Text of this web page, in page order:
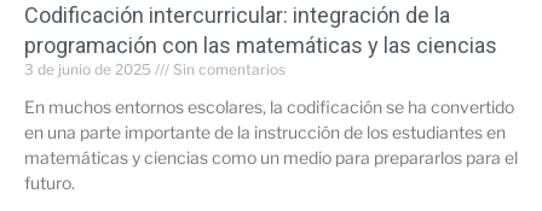
Codificación intercurricular: integración de la
programación con las matemáticas y las ciencias
3 de junio de 2025 Sin comentarios
En muchos entornos escolares, la codificación se ha convertido
en una parte importante de la instrucción de los estudiantes en
matemáticas y ciencias como un medio para prepararlos para el
futuro.